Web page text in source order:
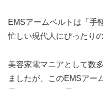
EMSアームベルトは「手
忙しい現代人にぴったり
美容家電マニアとして数
ましたが、このEMSアー